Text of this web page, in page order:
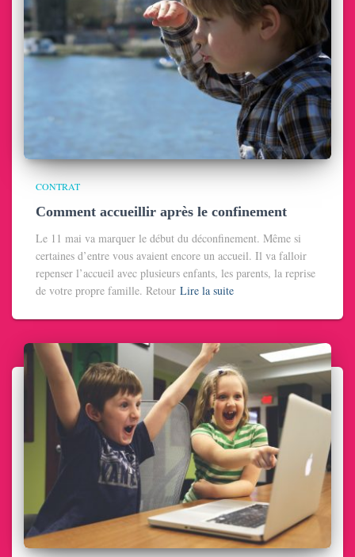
CONTRAT
Comment accueillir après le confinement
Le 11 mai va marquer le début du déconfinement. Même si
certaines d’entre vous avaient encore un accueil. Il va falloir
repenser l’accueil avec plusieurs enfants, les parents, la reprise
de votre propre famille. Retour Lire la suite